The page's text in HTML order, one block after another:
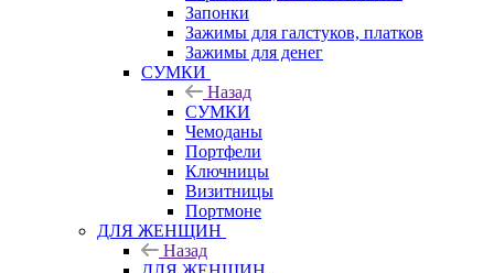
Запонки
Зажимы для галстуков, платков
Зажимы для денег
СУМКИ
Назад
СУМКИ
Чемоданы
Портфели
Ключницы
Визитницы
Портмоне
ДЛЯ ЖЕНЩИН
Назад